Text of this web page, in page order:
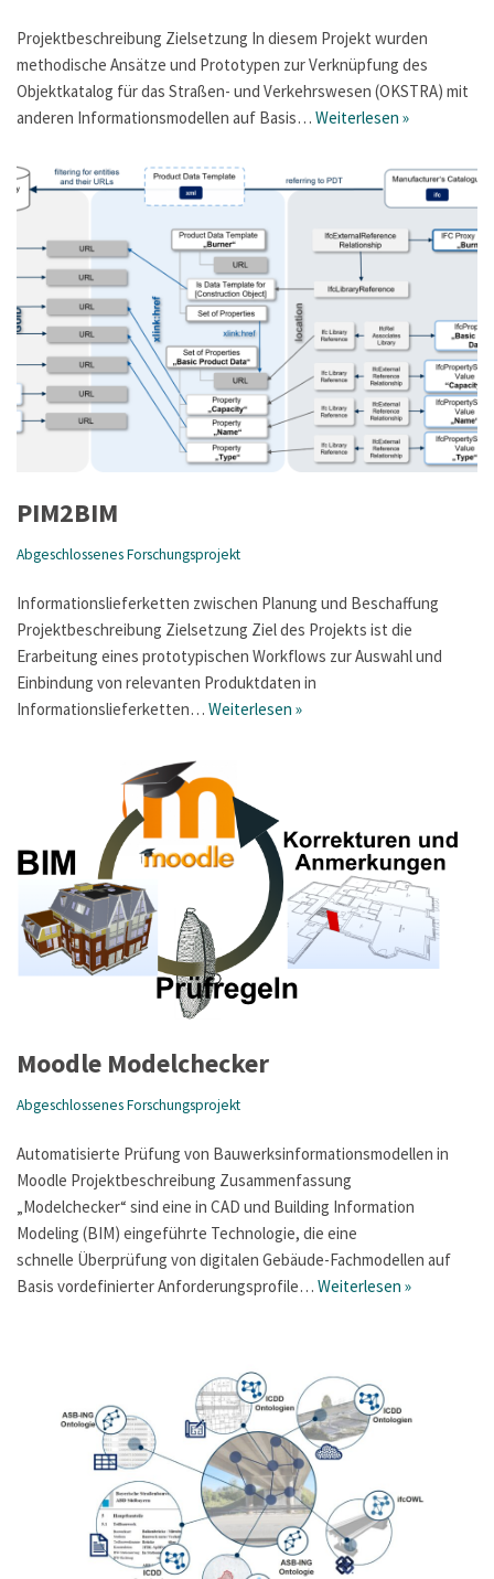
Projektbeschreibung Zielsetzung In diesem Projekt wurden
methodische Ansätze und Prototypen zur Verknüpfung des
Objektkatalog für das Straßen- und Verkehrswesen (OKSTRA) mit
anderen Informationsmodellen auf Basis… Weiterlesen »
PIM2BIM
Abgeschlossenes Forschungsprojekt
Informationslieferketten zwischen Planung und Beschaffung
Projektbeschreibung Zielsetzung Ziel des Projekts ist die
Erarbeitung eines prototypischen Workflows zur Auswahl und
Einbindung von relevanten Produktdaten in
Informationslieferketten… Weiterlesen »
Moodle Modelchecker
Abgeschlossenes Forschungsprojekt
Automatisierte Prüfung von Bauwerksinformationsmodellen in
Moodle Projektbeschreibung Zusammenfassung
„Modelchecker“ sind eine in CAD und Building Information
Modeling (BIM) eingeführte Technologie, die eine
schnelle Überprüfung von digitalen Gebäude-Fachmodellen auf
Basis vordefinierter Anforderungsprofile… Weiterlesen »